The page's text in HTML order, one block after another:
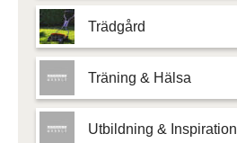
Trädgård
Träning & Hälsa
Utbildning & Inspiration